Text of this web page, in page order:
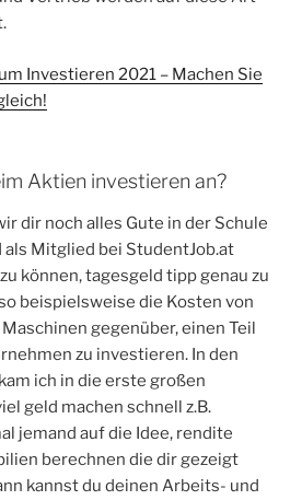
Investieren 2021 – Machen Sie
Aktien investieren an?
dir noch alles Gute in der Schule
als Mitglied bei StudentJob.at
können, tagesgeld tipp genau zu
beispielsweise die Kosten von
gegenüber, einen Teil
zu investieren. In den
ich in die erste großen
geld machen schnell z.B.
jemand auf die Idee, rendite
berechnen die dir gezeigt
kannst du deinen Arbeits- und